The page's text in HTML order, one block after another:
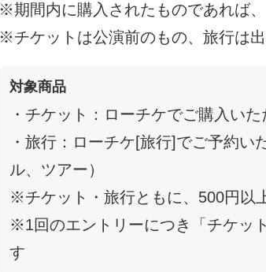
※期間内に購入されたものであれば
※チケットは公演前のもの、旅行は
対象商品
・チケット：ローチケでご購入い
・旅行：ローチケ[旅行]でご予約
ル、ツアー）
※チケット・旅行ともに、500円以
※1回のエントリーにつき「チケッ
す